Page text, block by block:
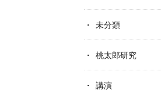
未分類
桃太郎研究
講演